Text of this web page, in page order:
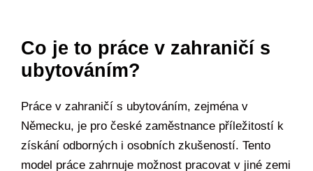
Co je to práce v zahraničí s
ubytováním?
Práce v zahraničí s ubytováním, zejména v
Německu, je pro české zaměstnance příležitostí k
získání odborných i osobních zkušeností. Tento
model práce zahrnuje možnost pracovat v jiné zemi